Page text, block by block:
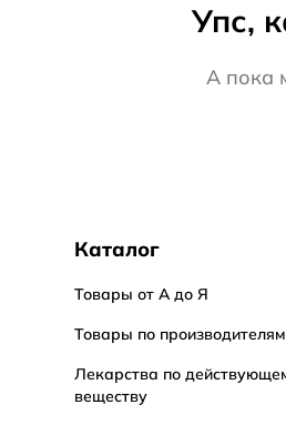
Упс,
А пока
Каталог
Товары от А до Я
Товары по производителям
Лекарства по
веществу